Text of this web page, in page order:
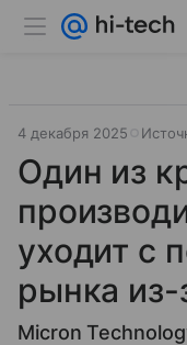
4 декабря 2025
Один из
уходит с
рынка
Micron